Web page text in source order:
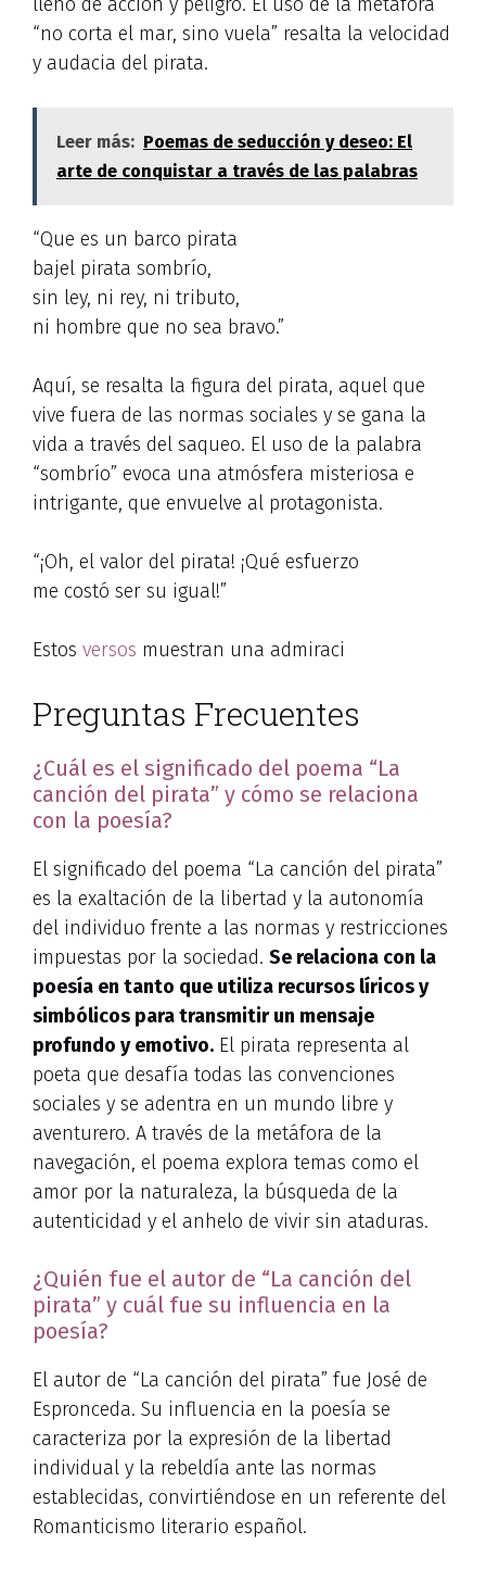
“no corta el mar, sino vuela” resalta la velocidad
y audacia del pirata.
Leer más: Poemas de seducción y deseo: El
arte de conquistar a través de las palabras
“Que es un barco pirata
bajel pirata sombrío,
sin ley, ni rey, ni tributo,
ni hombre que no sea bravo.”
Aquí, se resalta la figura del pirata, aquel que
vive fuera de las normas sociales y se gana la
vida a través del saqueo. El uso de la palabra
“sombrío” evoca una atmósfera misteriosa e
intrigante, que envuelve al protagonista.
“¡Oh, el valor del pirata! ¡Qué esfuerzo
me costó ser su igual!”
Estos versos muestran una admiraci
Preguntas Frecuentes
¿Cuál es el significado del poema “La
canción del pirata” y cómo se relaciona
con la poesía?
El significado del poema “La canción del pirata”
es la exaltación de la libertad y la autonomía
del individuo frente a las normas y restricciones
impuestas por la sociedad. Se relaciona con la
poesía en tanto que utiliza recursos líricos y
simbólicos para transmitir un mensaje
profundo y emotivo. El pirata representa al
poeta que desafía todas las convenciones
sociales y se adentra en un mundo libre y
aventurero. A través de la metáfora de la
navegación, el poema explora temas como el
amor por la naturaleza, la búsqueda de la
autenticidad y el anhelo de vivir sin ataduras.
¿Quién fue el autor de “La canción del
pirata” y cuál fue su influencia en la
poesía?
El autor de “La canción del pirata” fue José de
Espronceda. Su influencia en la poesía se
caracteriza por la expresión de la libertad
individual y la rebeldía ante las normas
establecidas, convirtiéndose en un referente del
Romanticismo literario español.